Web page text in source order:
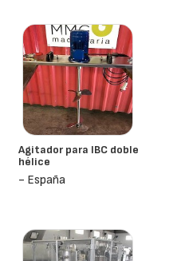
Agitador para IBC doble
hélice
- España